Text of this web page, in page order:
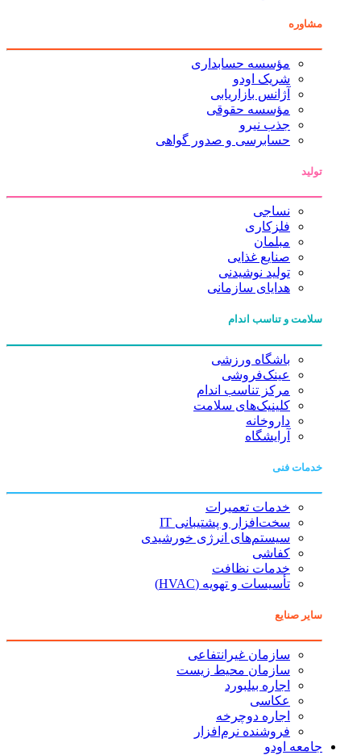
مشاوره
مؤسسه حسابداری
شریک اودو
آژانس بازاریابی
مؤسسه حقوقی
جذب نیرو
حسابرسی و صدور گواهی
تولید
نساجی
فلزکاری
مبلمان
صنایع غذایی
تولید نوشیدنی
هدایای سازمانی
سلامت و تناسب اندام
باشگاه ورزشی
عینک‌فروشی
مرکز تناسب اندام
کلینیک‌های سلامت
داروخانه
آرایشگاه
خدمات فنی
خدمات تعمیرات
سخت‌افزار و پشتیبانی IT
سیستم‌های انرژی خورشیدی
کفاشی
خدمات نظافت
تأسیسات و تهویه (HVAC)
سایر صنایع
سازمان غیرانتفاعی
سازمان محیط زیست
اجاره بیلبورد
عکاسی
اجاره دوچرخه
فروشنده نرم‌افزار
جامعه اودو